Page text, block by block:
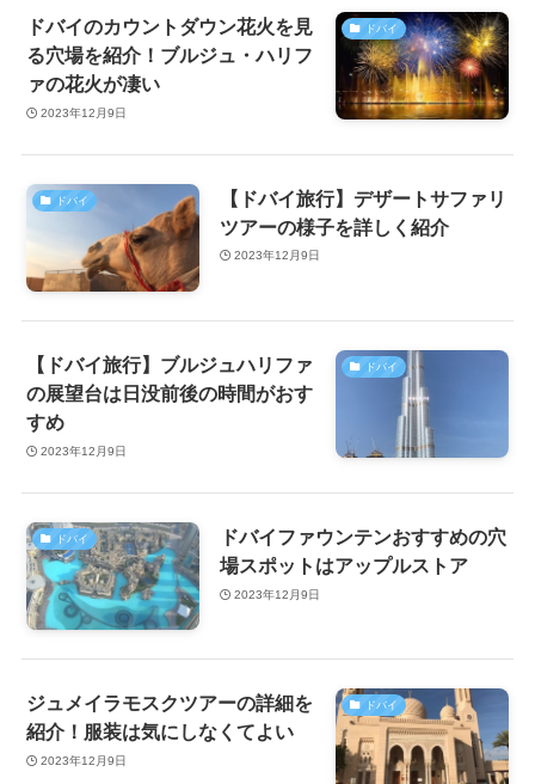
ドバイ
ドバイのカウントダウン花火を見
る穴場を紹介！ブルジュ・ハリフ
ァの花火が凄い
2023年12月9日
ドバイ
【ドバイ旅行】デザートサファリ
ツアーの様子を詳しく紹介
2023年12月9日
ドバイ
【ドバイ旅行】ブルジュハリファ
の展望台は日没前後の時間がおす
すめ
2023年12月9日
ドバイ
ドバイファウンテンおすすめの穴
場スポットはアップルストア
2023年12月9日
ドバイ
ジュメイラモスクツアーの詳細を
紹介！服装は気にしなくてよい
2023年12月9日